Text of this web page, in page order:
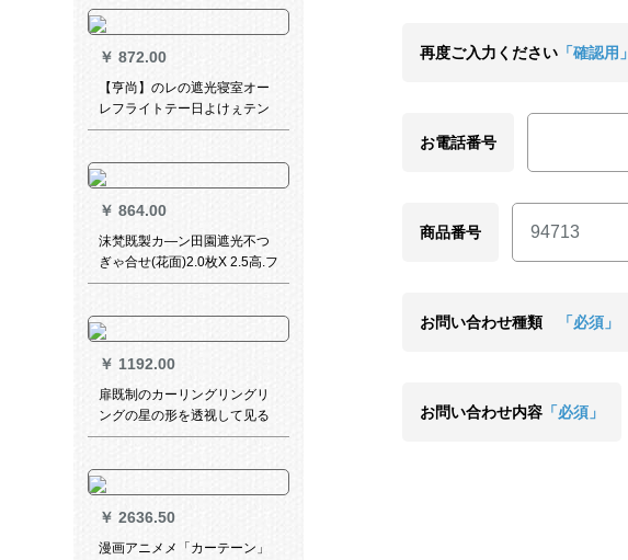
天青彫刻の星柄は幅1.2*高さ
2.0メトルです。
￥ 872.00
【亨尚】のレの遮光寝室オー
レフライトテー日よけぇテン
書斎オーダカーテン小七折米
￥ 864.00
沫梵既製カ―ン田園遮光不つ
ぎゃ合せ(花面)2.0枚X 2.5高.フ
ル1枚
￥ 1192.00
扉既制のカーリングリングリ
ングの星の形を透视して见る
と温かい韩式のお姫様の羽音
の少女の雕刻する星柄のベル
ジュジュの幅は2.5*2.7高で
す。
￥ 2636.50
漫画アニメメ「カーテーン」
再度ご入力ください 「確認用」
お電話番号
商品番号
お問い合わせ種類 「必須」
お問い合わせ内容 「必須」